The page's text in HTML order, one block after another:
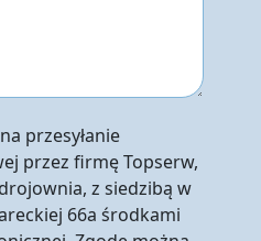
przesyłanie
przez firmę Topserw,
z siedzibą w
66a środkami